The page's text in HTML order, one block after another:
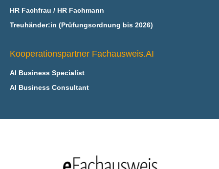
HR Fachfrau / HR Fachmann
Treuhänder:in (Prüfungsordnung bis 2026)
Kooperationspartner Fachausweis.AI
AI Business Specialist
AI Business Consultant